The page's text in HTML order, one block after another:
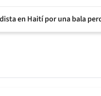
en Haití por una bala